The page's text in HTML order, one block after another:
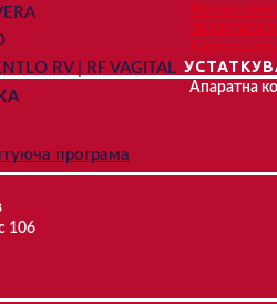
RV | RF VAGITAL
програма
Зв'язатися
Карта сайту
Апаратна
106